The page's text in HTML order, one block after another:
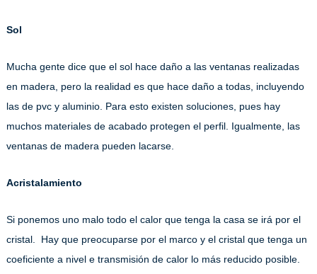
Sol
Mucha gente dice que el sol hace daño a las ventanas realizadas
en madera, pero la realidad es que hace daño a todas, incluyendo
las de pvc y aluminio. Para esto existen soluciones, pues hay
muchos materiales de acabado protegen el perfil. Igualmente, las
ventanas de madera pueden lacarse.
Acristalamiento
Si ponemos uno malo todo el calor que tenga la casa se irá por el
cristal. Hay que preocuparse por el marco y el cristal que tenga un
coeficiente a nivel e transmisión de calor lo más reducido posible.